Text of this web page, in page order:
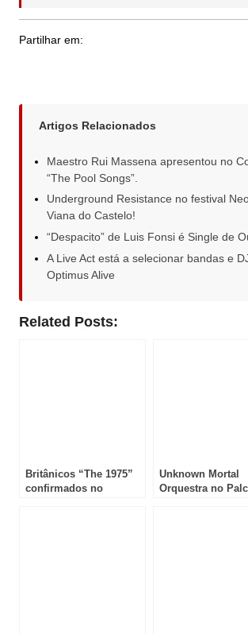
Partilhar em:
Artigos Relacionados
Maestro Rui Massena apresentou no
“The Pool Songs”.
Underground Resistance no festival
Viana do Castelo!
“Despacito” de Luis Fonsi é Single de
A Live Act está a selecionar bandas e
Optimus Alive
Related Posts:
Britânicos “The 1975”
confirmados no
Unknown Mortal
Orquestra no